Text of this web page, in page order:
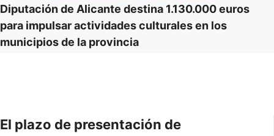
Diputación de Alicante destina 1.130.000 euros
para impulsar actividades culturales en los
municipios de la provincia
El plazo de presentación de